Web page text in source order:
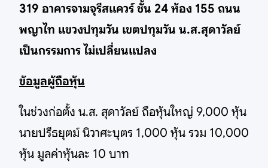
319 อาคารจามจุรีสแควร์ ชั้น 24 ห้อง 155 ถนน
พญาไท แขวงปทุมวัน เขตปทุมวัน น.ส.สุดาวัลย์
เป็นกรรมการ ไม่เปลี่ยนแปลง
ข้อมูลผู้ถือหุ้น
ในช่วงก่อตั้ง น.ส. สุดาวัลย์ ถือหุ้นใหญ่ 9,000 หุ้น
นายปรีธยุตม์ นิวาศะบุตร 1,000 หุ้น รวม 10,000
หุ้น มูลค่าหุ้นละ 10 บาท